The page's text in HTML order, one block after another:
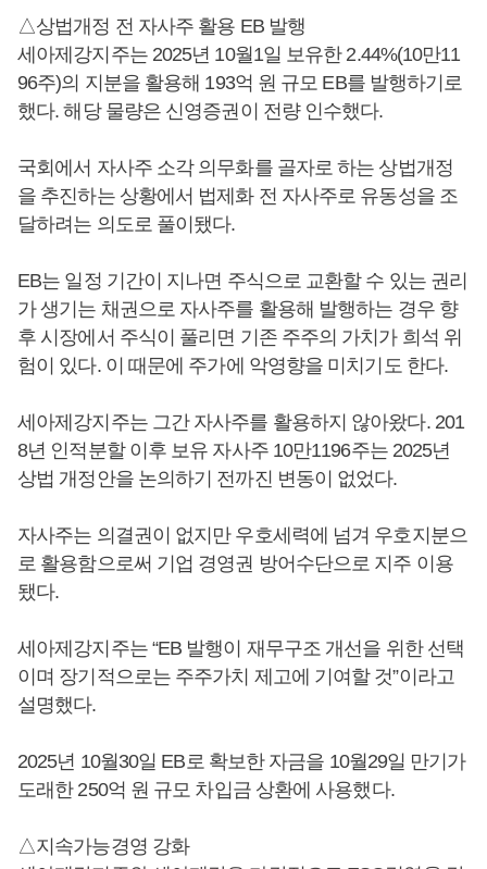
△상법개정 전 자사주 활용 EB 발행
세아제강지주는 2025년 10월1일 보유한 2.44%(10만11
96주)의 지분을 활용해 193억 원 규모 EB를 발행하기로
했다. 해당 물량은 신영증권이 전량 인수했다.
국회에서 자사주 소각 의무화를 골자로 하는 상법개정
을 추진하는 상황에서 법제화 전 자사주로 유동성을 조
달하려는 의도로 풀이됐다.
EB는 일정 기간이 지나면 주식으로 교환할 수 있는 권리
가 생기는 채권으로 자사주를 활용해 발행하는 경우 향
후 시장에서 주식이 풀리면 기존 주주의 가치가 희석 위
험이 있다. 이 때문에 주가에 악영향을 미치기도 한다.
세아제강지주는 그간 자사주를 활용하지 않아왔다. 201
8년 인적분할 이후 보유 자사주 10만1196주는 2025년
상법 개정안을 논의하기 전까진 변동이 없었다.
자사주는 의결권이 없지만 우호세력에 넘겨 우호지분으
로 활용함으로써 기업 경영권 방어수단으로 지주 이용
됐다.
세아제강지주는 “EB 발행이 재무구조 개선을 위한 선택
이며 장기적으로는 주주가치 제고에 기여할 것”이라고
설명했다.
2025년 10월30일 EB로 확보한 자금을 10월29일 만기가
도래한 250억 원 규모 차입금 상환에 사용했다.
△지속가능경영 강화